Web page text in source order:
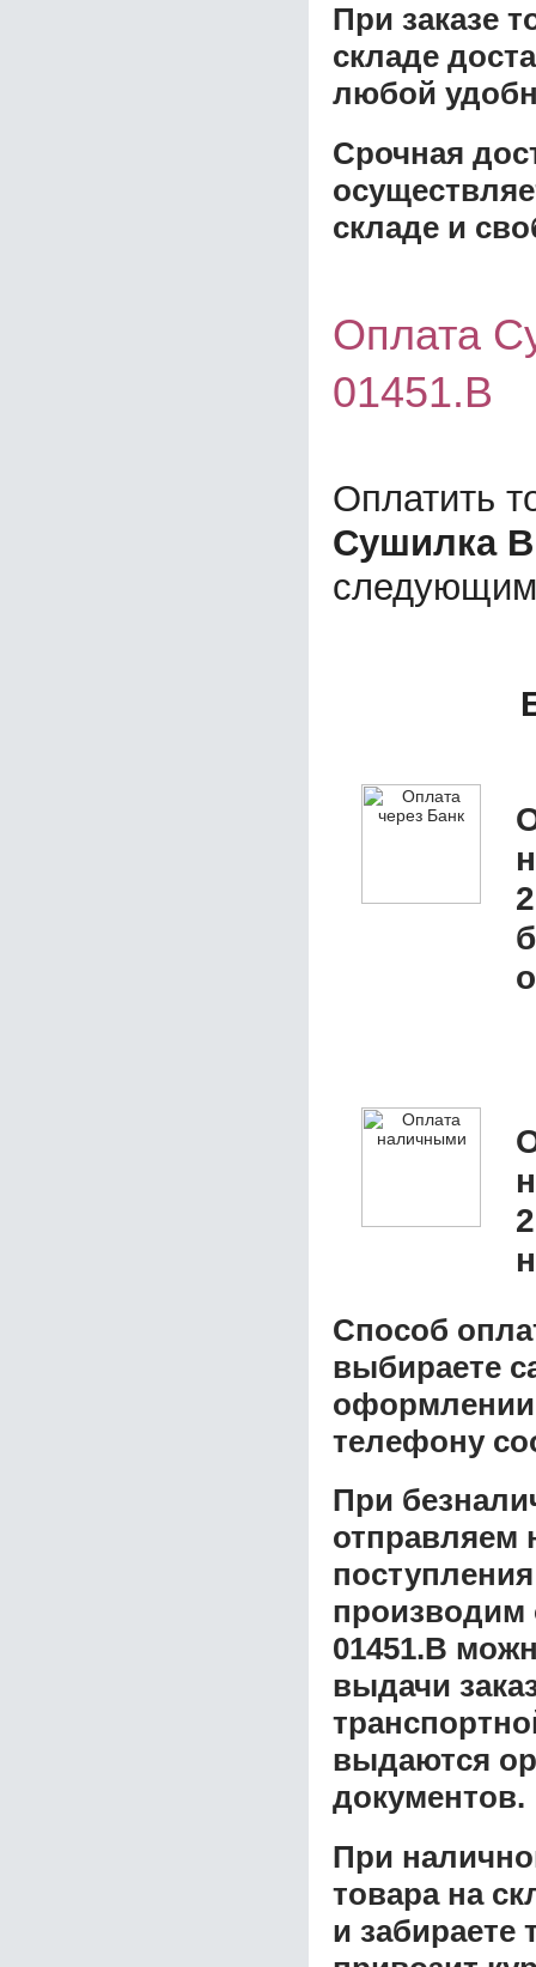
При заказе
складе
любой
Срочная
складе и
Оплата
01451.B
Оплатить
Сушилка
Способ
выбираете
оформлении
телефону
При
отправляем
производим
01451.B
выдачи
выдаются
документов.
При
товара на
и забираете